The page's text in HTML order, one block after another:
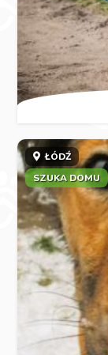
ŁÓDŹ
SZUKA DOMU